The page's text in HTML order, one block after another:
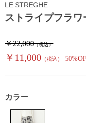
ストライプフラ
￥22,000（税込）
￥11,000 （税込）
LE STREGHE
カラー